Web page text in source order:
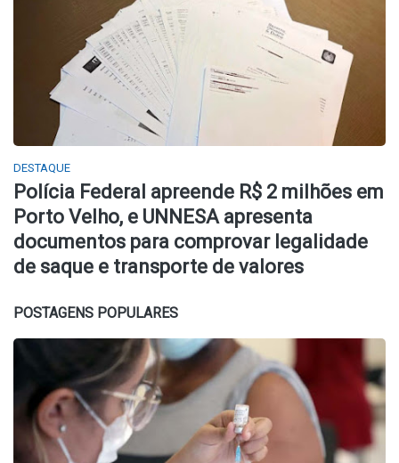
DESTAQUE
Polícia Federal apreende R$ 2 milhões em
Porto Velho, e UNNESA apresenta
documentos para comprovar legalidade
de saque e transporte de valores
POSTAGENS POPULARES